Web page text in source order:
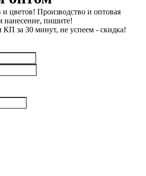
цветов! Производство и оптовая
нанесение, пишите!
КП за 30 минут, не успеем - скидка!